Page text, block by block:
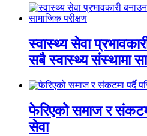
स्वास्थ्य सेवा
सबै स्वास्थ्य संस्थामा
फेरिएको समाज र
सेवा